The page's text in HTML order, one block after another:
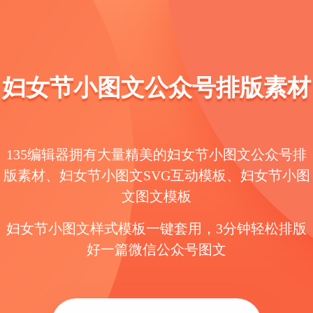
妇女节小图文公众号排版素材
135编辑器拥有大量精美的妇女节小图文公众号排
版素材、妇女节小图文SVG互动模板、妇女节小图
文图文模板
妇女节小图文样式模板一键套用，3分钟轻松排版
好一篇微信公众号图文